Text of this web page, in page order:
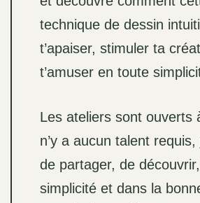
technique de dessin
t’apaiser, stimuler ta
t’amuser en toute
Les ateliers sont ouverts
n’y a aucun talent requis,
de partager, de
simplicité et dans la